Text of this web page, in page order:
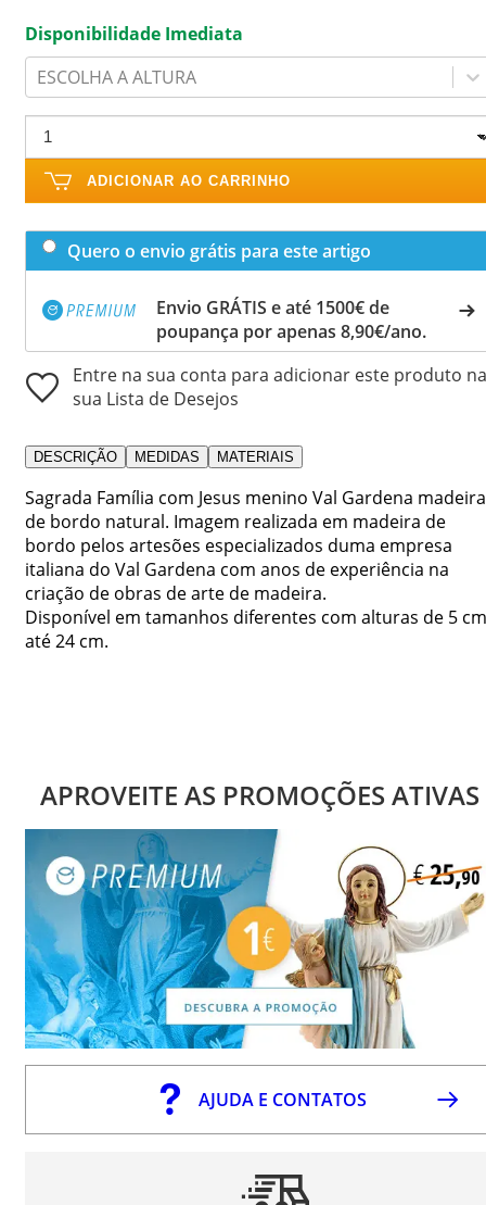
Disponibilidade Imediata
ESCOLHA A ALTURA
ADICIONAR AO CARRINHO
Quero o envio grátis para este artigo
Envio GRÁTIS e até 1500€ de
poupança por apenas 8,90€/ano.
Entre na sua conta para adicionar este produto na
sua Lista de Desejos
DESCRIÇÃO MEDIDAS MATERIAIS
Sagrada Família com Jesus menino Val Gardena madeira
de bordo natural. Imagem realizada em madeira de
bordo pelos artesões especializados duma empresa
italiana do Val Gardena com anos de experiência na
criação de obras de arte de madeira.
Disponível em tamanhos diferentes com alturas de 5 cm
até 24 cm.
APROVEITE AS PROMOÇÕES ATIVAS
AJUDA E CONTATOS